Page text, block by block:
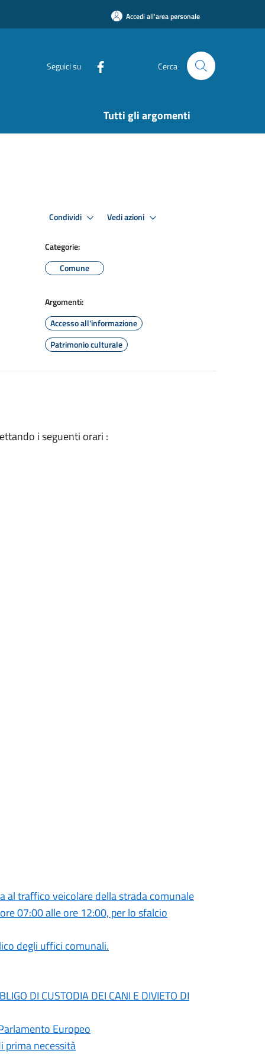
Accedi all'area personale
Seguici su Cerca
Tutti gli argomenti
Condividi Vedi azioni
Categorie:
Comune
Argomenti:
Accesso all'informazione
Patrimonio culturale
i seguenti orari :
al traffico veicolare della strada comunale
07:00 alle ore 12:00, per lo sfalcio
degli uffici comunali.
DI CUSTODIA DEI CANI E DIVIETO DI
Europeo
prima necessità